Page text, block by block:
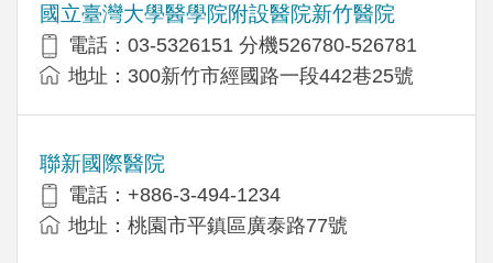
國立臺灣大學醫學院附設醫院新竹醫院
電話：03-5326151 分機526780-526781
地址：300新竹市經國路一段442巷25號
聯新國際醫院
電話：+886-3-494-1234
地址：桃園市平鎮區廣泰路77號